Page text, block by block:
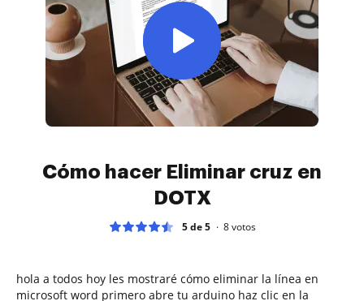
Cómo hacer Eliminar cruz en
DOTX
5 de 5 8votos
hola a todos hoy les mostraré cómo eliminar la línea en
microsoft word primero abre tu arduino haz clic en la